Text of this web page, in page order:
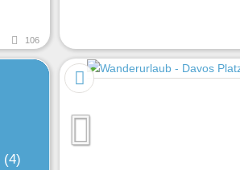
106
(4)